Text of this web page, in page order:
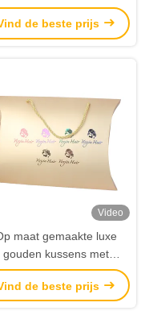
met helder venster ¢
verpakking
de beste prijs
Video
maat gemaakte luxe
gouden kussens met
handvat voor pruiken ️
haarverlenging
de beste prijs